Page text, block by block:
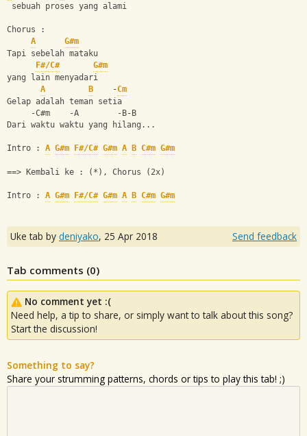
sebuah proses yang alami
Chorus :
A
G#m
Tapi sebelah mataku
F#/C#
G#m
yang lain menyadari
A
B
    -
Cm
Gelap adalah teman setia
     -C#m    -A        -B-B
Dari waktu waktu yang hilang...
Intro : A G#m F#/C# G#m A B C#m G#m
==> Kembali ke : (*), Chorus (2x)
Intro : A G#m F#/C# G#m A B C#m G#m
Uke tab by deniyako, 25 Apr 2018 Send feedback
Tab comments (0)
No comment yet :(
Need help, a tip to share, or simply want to talk about this song?
Start the discussion!
Something to say?
Share your strumming patterns, chords or tips to play this tab! ;)